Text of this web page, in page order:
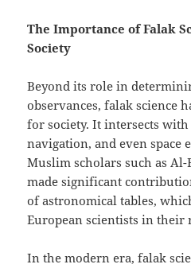
The Importance of Falak
Society
Beyond its role in
observances, falak science
for society. It intersects with
navigation, and even space
Muslim scholars such as
made significant
of astronomical tables,
European scientists in their
In the modern era, falak